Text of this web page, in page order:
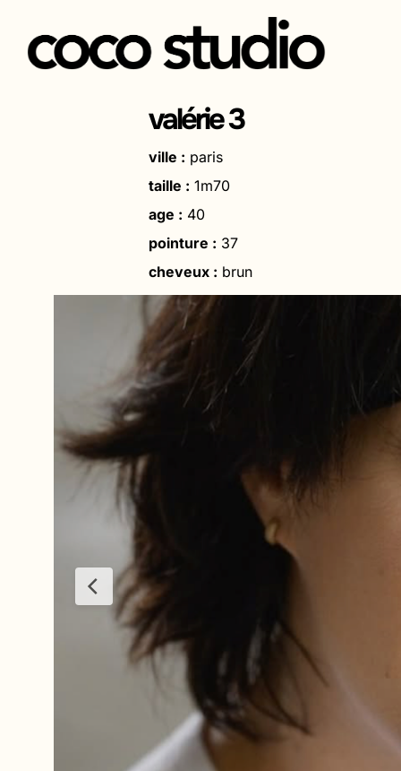
Aller
valérie 3
ville : paris
taille : 1m70
age : 40
pointure : 37
cheveux : brun